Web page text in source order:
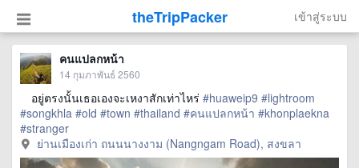
theTripPacker เข้าสู่ระบบ
คนแปลกหน้า ⠀⠀⠀
14 กุมภาพันธ์ 2560
⠀ อยู่ตรงนั้นเธอเองจะเหงาสักเท่าไหร่ #huaweip9 #lightroom
#songkhla #old #town #thailand #คนแปลกหน้า #khonplaekna
#stranger
ย่านเมืองเก่า ถนนนางงาม (Nangngam Road), สงขลา